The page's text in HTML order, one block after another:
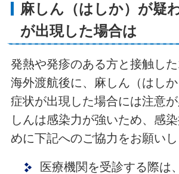
麻しん（はしか）が疑
が出現した場合は
発熱や発疹のある方と接触し
海外渡航後に、麻しん（はし
症状が出現した場合には注意
しんは感染力が強いため、感
めに下記へのご協力をお願いし
医療機関を受診する際は